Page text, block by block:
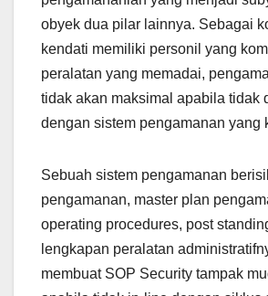
obyek dua pilar lainnya. Sebagai
kendati memiliki personil yang
peralatan yang memadai,
tidak akan maksimal apabila tidak
dengan sistem pengamanan yang
Sebuah sistem pengamanan
pengamanan, master plan
operating procedures, post
lengkapan peralatan
membuat SOP Security tampak